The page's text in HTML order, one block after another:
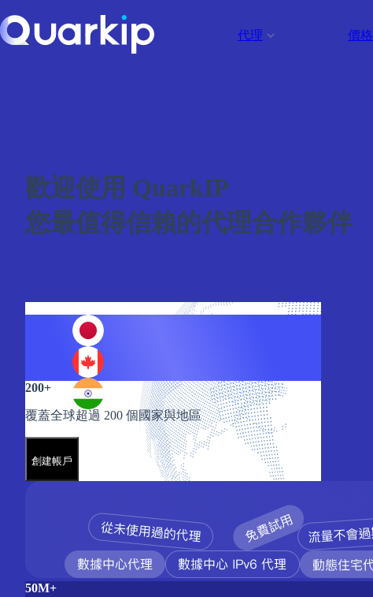
代理 價格
歡迎使用 QuarkIP
您最值得信賴的代理合作夥伴
200+
覆蓋全球超過 200 個國家與地區
創建帳戶
50M+